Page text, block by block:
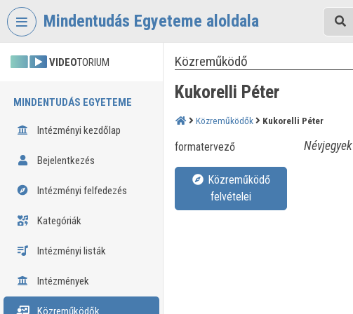
Fejléc kihagyása
Mindentudás Egyeteme aloldala
VIDEOTORIUM
MINDENTUDÁS EGYETEME
Intézményi kezdőlap
Bejelentkezés
Intézményi felfedezés
Kategóriák
Intézményi listák
Intézmények
Közreműködők
Közreműködő
Kukorelli Péter
Közreműködők Kukorelli Péter
formatervező
felvételei
Névjegyek